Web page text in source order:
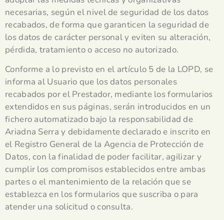
necesarias, según el nivel de seguridad de los datos
recabados, de forma que garanticen la seguridad de
los datos de carácter personal y eviten su alteración,
pérdida, tratamiento o acceso no autorizado.
Conforme a lo previsto en el artículo 5 de la LOPD, se
informa al Usuario que los datos personales
recabados por el Prestador, mediante los formularios
extendidos en sus páginas, serán introducidos en un
fichero automatizado bajo la responsabilidad de
Ariadna Serra y debidamente declarado e inscrito en
el Registro General de la Agencia de Protección de
Datos, con la finalidad de poder facilitar, agilizar y
cumplir los compromisos establecidos entre ambas
partes o el mantenimiento de la relación que se
establezca en los formularios que suscriba o para
atender una solicitud o consulta.